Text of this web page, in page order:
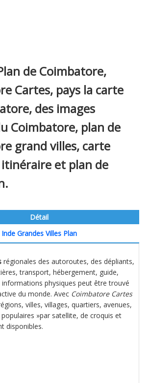
de Coimbatore,
Cartes, pays la carte
des images
Coimbatore, plan de
grand villes, carte
et plan de
Détail
Inde Grandes Villes Plan
régionales des autoroutes, des dépliants,
transport, hébergement, guide,
informations physiques peut être trouvé
du monde. Avec Coimbatore Cartes
villes, villages, quartiers, avenues,
»par satellite, de croquis et
disponibles.